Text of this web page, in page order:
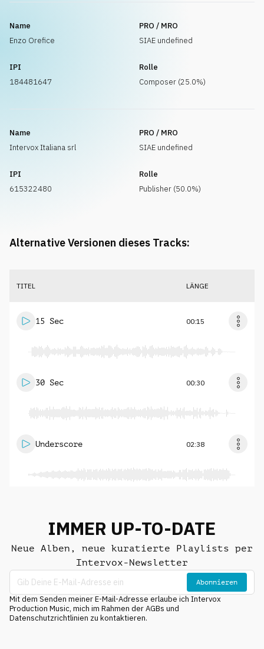
Name
Enzo Orefice
PRO / MRO
SIAE undefined
IPI
184481647
Rolle
Composer (25.0%)
Name
Intervox Italiana srl
PRO / MRO
SIAE undefined
IPI
615322480
Rolle
Publisher (50.0%)
Alternative Versionen dieses Tracks:
TITEL LÄNGE
15 Sec 00:15
30 Sec 00:30
Underscore 02:38
IMMER UP-TO-DATE
Neue Alben, neue kuratierte Playlists per
Intervox-Newsletter
Abonnieren
Mit dem Senden meiner E-Mail-Adresse erlaube ich Intervox
Production Music, mich im Rahmen der AGBs und
Datenschutzrichtlinien zu kontaktieren.